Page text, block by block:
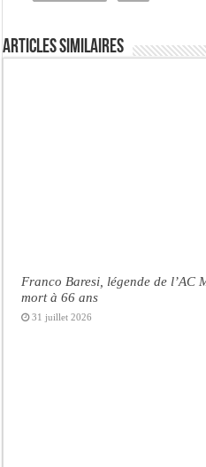
Articles similaires
Franco Baresi, légende de
mort à 66 ans
31 juillet 2026